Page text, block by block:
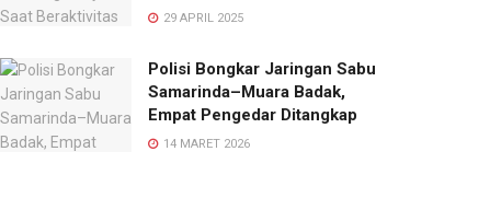
29 APRIL 2025
Polisi Bongkar Jaringan Sabu
Samarinda–Muara Badak,
Empat Pengedar Ditangkap
14 MARET 2026